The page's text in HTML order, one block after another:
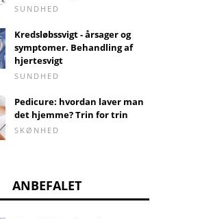
SUNDHED
Kredsløbssvigt - årsager og
symptomer. Behandling af
hjertesvigt
SUNDHED
Pedicure: hvordan laver man
det hjemme? Trin for trin
SKØNHED
ANBEFALET